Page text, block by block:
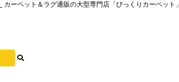
カーペット＆ラグ通販の大型専門店「びっくりカーペット」